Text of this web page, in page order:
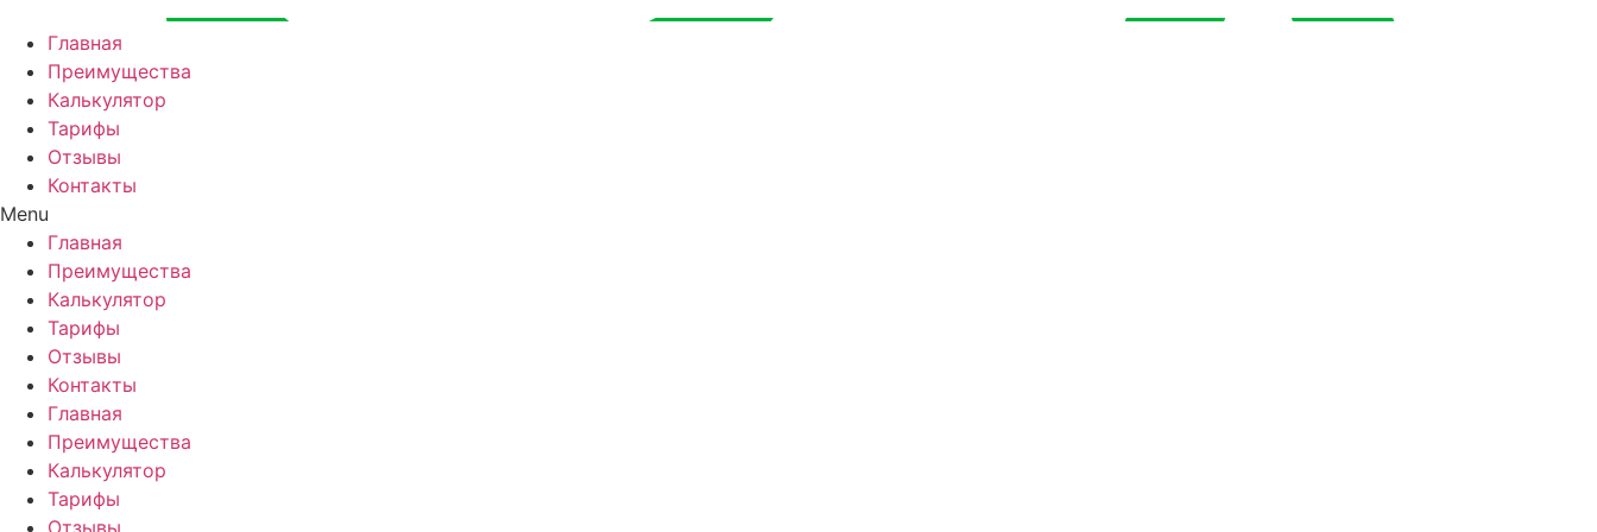
содержимому
Главная
Преимущества
Калькулятор
Тарифы
Отзывы
Контакты
Menu
Главная
Преимущества
Калькулятор
Тарифы
Отзывы
Контакты
Главная
Преимущества
Калькулятор
Тарифы
Отзывы